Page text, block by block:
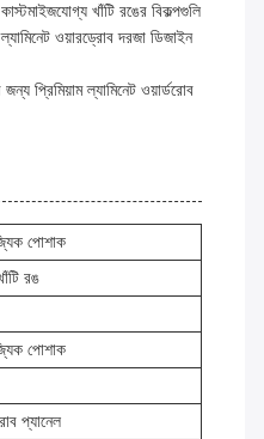
খাঁটি রঙের বিকল্পগুলি
ওয়ারড্রোব দরজা ডিজাইন
জন্য প্রিমিয়াম ল্যামিনেট ওয়ার্ডরোব
পোশাক
রঙ
পোশাক
প্যানেল